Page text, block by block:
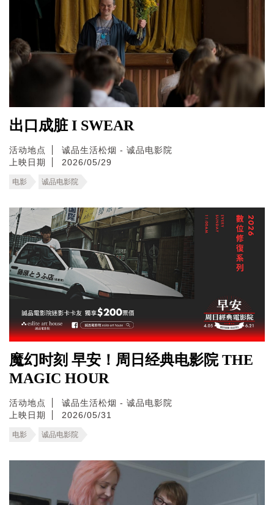
出口成脏 I SWEAR
活动地点
诚品生活松烟 - 诚品电影院
上映日期
2026/05/29
电影 诚品电影院
魔幻时刻 早安！周日经典电影院 THE
MAGIC HOUR
活动地点
诚品生活松烟 - 诚品电影院
上映日期
2026/05/31
电影 诚品电影院